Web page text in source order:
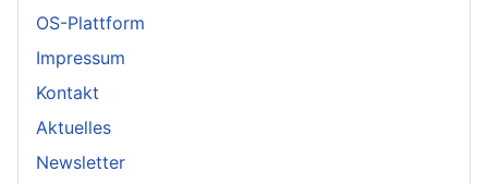
OS-Plattform
Impressum
Kontakt
Aktuelles
Newsletter